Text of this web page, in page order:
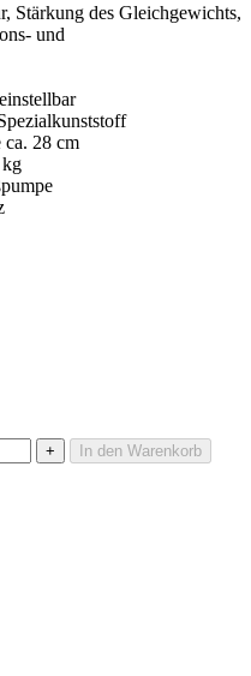
Stärkung des Gleichgewichts,
und
28 cm
kg
+ In den Warenkorb